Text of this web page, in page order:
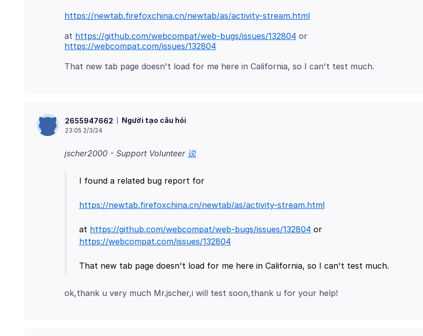
https://newtab.firefoxchina.cn/newtab/as/activity-stream.html
at https://github.com/webcompat/web-bugs/issues/132804 or
https://webcompat.com/issues/132804
2655947662 Người tạo câu hỏi
23:05 2/3/24
jscher2000 - Support Volunteer 说
I found a related bug report for
https://newtab.firefoxchina.cn/newtab/as/activity-stream.html
at https://github.com/webcompat/web-bugs/issues/132804 or
https://webcompat.com/issues/132804